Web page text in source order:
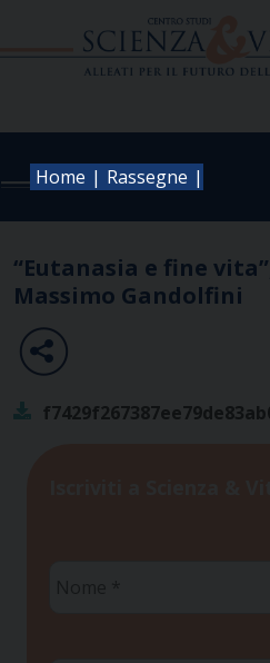
Home | Rassegne |
“Eutanasia e fine
Massimo Gandolfini